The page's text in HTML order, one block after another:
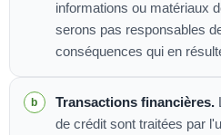
informations ou matériaux
serons pas responsables
conséquences qui en
Transactions financières.
de crédit sont traitées par